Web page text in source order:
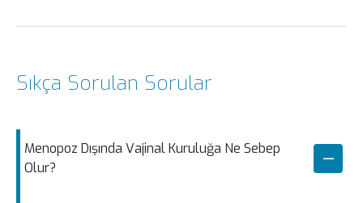
Sıkça Sorulan Sorular
Menopoz Dışında Vajinal Kuruluğa Ne Sebep
Olur?